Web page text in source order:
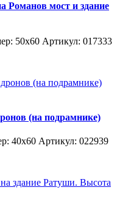
Романов мост и здание
50x60 Артикул: 017333
(на подрамнике)
40x60 Артикул: 022939